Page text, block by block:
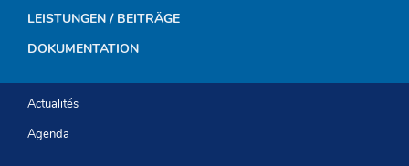
LEISTUNGEN / BEITRÄGE
DOKUMENTATION
Actualités
Agenda